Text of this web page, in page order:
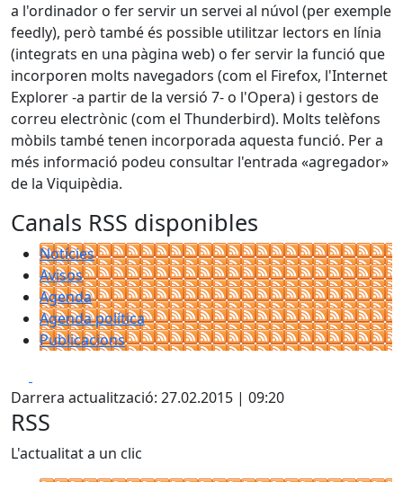
a l'ordinador o fer servir un servei al núvol (per exemple
feedly), però també és possible utilitzar lectors en línia
(integrats en una pàgina web) o fer servir la funció que
incorporen molts navegadors (com el Firefox, l'Internet
Explorer -a partir de la versió 7- o l'Opera) i gestors de
correu electrònic (com el Thunderbird). Molts telèfons
mòbils també tenen incorporada aquesta funció. Per a
més informació podeu consultar l'entrada «agregador»
de la Viquipèdia.
Canals RSS disponibles
Notícies
Avisos
Agenda
Agenda política
Publicacions
Darrera actualització: 27.02.2015 | 09:20
RSS
L'actualitat a un clic